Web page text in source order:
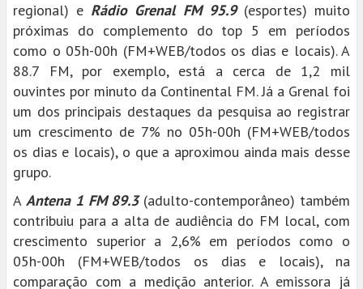
regional) e Rádio Grenal FM 95.9(esportes) muito
próximas do complemento do top 5 em períodos
como o 05h-00h (FM+WEB/todos os dias e locais). A
88.7 FM, por exemplo, está a cerca de 1,2 mil
ouvintes por minuto da Continental FM. Já a Grenal foi
um dos principais destaques da pesquisa ao registrar
um crescimento de 7% no 05h-00h (FM+WEB/todos
os dias e locais), o que a aproximou ainda mais desse
grupo.
A Antena 1 FM 89.3(adulto-contemporâneo) também
contribuiu para a alta de audiência do FM local, com
crescimento superior a 2,6% em períodos como o
05h-00h (FM+WEB/todos os dias e locais), na
comparação com a medição anterior. A emissora já